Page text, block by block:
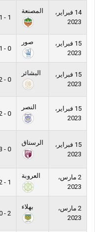
14 فبراير،
2023
المصنعة
1 - 1
15 فبراير،
2023
صور
0 - 1
15 فبراير،
2023
البشائر
0 - 2
15 فبراير،
2023
النصر
0 - 2
15 فبراير،
2023
الرستاق
0 - 3
2 مارس،
2023
العروبة
1 - 2
2 مارس،
2023
بهلاء
2 - 0